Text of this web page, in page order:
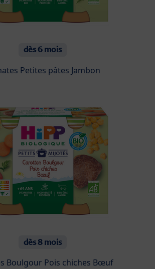
dès 6 mois
Petites pâtes Jambon
dès 8 mois
Boulgour Pois chiches Bœuf